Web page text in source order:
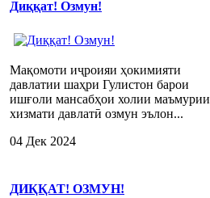
Диққат! Озмун!
Мақомоти иҷроияи ҳокимияти
давлатии шаҳри Гулистон барои
ишғоли мансабҳои холии маъмурии
хизмати давлатӣ озмун эълон...
04 Дек 2024
ДИҚҚАТ! ОЗМУН!